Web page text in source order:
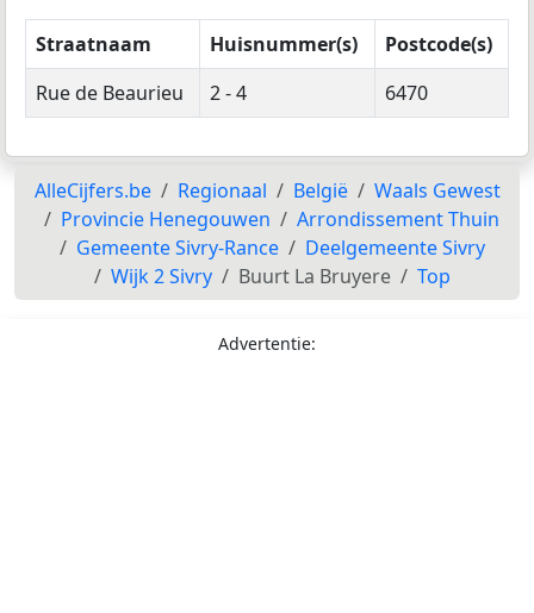
Straatnaam Huisnummer(s)
Postcode(s)
Rue de Beaurieu
2 - 4 6470
AlleCijfers.be Regionaal België
Waals Gewest
Provincie Henegouwen
Arrondissement Thuin
Gemeente Sivry-Rance
Deelgemeente Sivry
Wijk 2 Sivry
Buurt La Bruyere Top
Advertentie: